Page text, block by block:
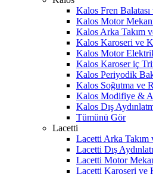
Kalos Fren
Kalos Motor
Kalos Arka Takım
Kalos Karoseri ve
Kalos Motor
Kalos Karoser iç
Kalos Periyodik
Kalos Soğutma ve
Kalos Modifiye &
Kalos Dış
Tümünü Gör
Lacetti
Lacetti Arka Takım
Lacetti Dış
Lacetti Motor
Lacetti Karoseri ve